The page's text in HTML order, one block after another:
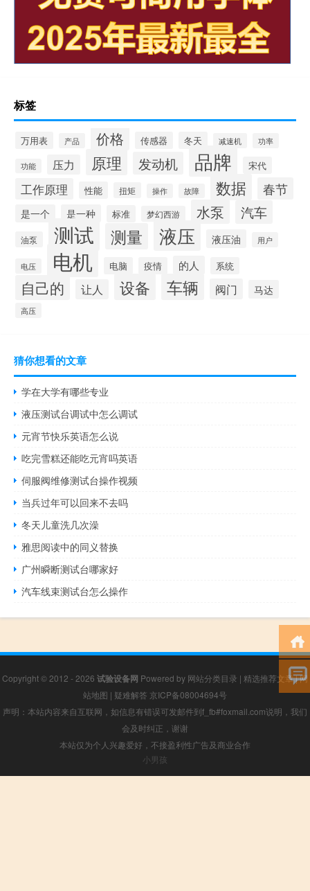
标签
万用表 产品 价格 传感器 冬天 减速机 功率
功能 压力 原理 发动机 品牌 宋代
工作原理 性能 扭矩 操作 故障 数据 春节
是一个 是一种 标准 梦幻西游 水泵 汽车
油泵 测试 测量 液压 液压油 用户
电压 电机 电脑 疫情 的人 系统
自己的 让人 设备 车辆 阀门 马达
高压
猜你想看的文章
学在大学有哪些专业
液压测试台调试中怎么调试
元宵节快乐英语怎么说
吃完雪糕还能吃元宵吗英语
伺服阀维修测试台操作视频
当兵过年可以回来不去吗
冬天儿童洗几次澡
雅思阅读中的同义替换
广州瞬断测试台哪家好
汽车线束测试台怎么操作
Copyright © 2012 - 2026 试验设备网 Powered by 网站分类目录 | 精选推荐文章|网
站地图 | 疑难解答 京ICP备08004694号
声明：本站内容来自互联网，如信息有错误可发邮件到f_fb#foxmail.com说明，我们
会及时纠正，谢谢
本站仅为个人兴趣爱好，不接盈利性广告及商业合作
小男孩